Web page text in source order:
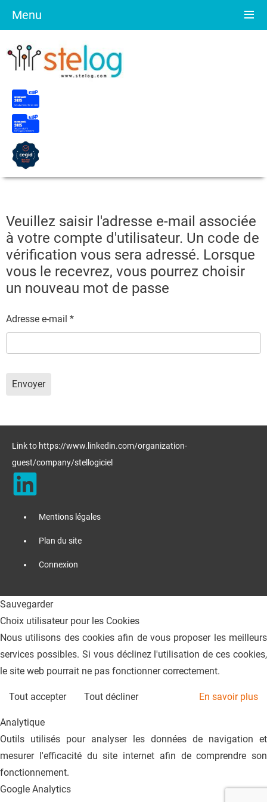
Veuillez saisir l'adresse e-mail associée
à votre compte d'utilisateur. Un code de
vérification vous sera adressé. Lorsque
vous le recevrez, vous pourrez choisir
un nouveau mot de passe
Adresse e-mail *
Envoyer
Link to https://www.linkedin.com/organization-
guest/company/stellogiciel
Mentions légales
Plan du site
Connexion
Sauvegarder
Choix utilisateur pour les Cookies
Nous utilisons des cookies afin de vous proposer les meilleurs
services possibles. Si vous déclinez l'utilisation de ces cookies,
le site web pourrait ne pas fonctionner correctement.
Tout accepter Tout décliner En savoir plus
Analytique
Outils utilisés pour analyser les données de navigation et
mesurer l'efficacité du site internet afin de comprendre son
fonctionnement.
Google Analytics
Menu ≡